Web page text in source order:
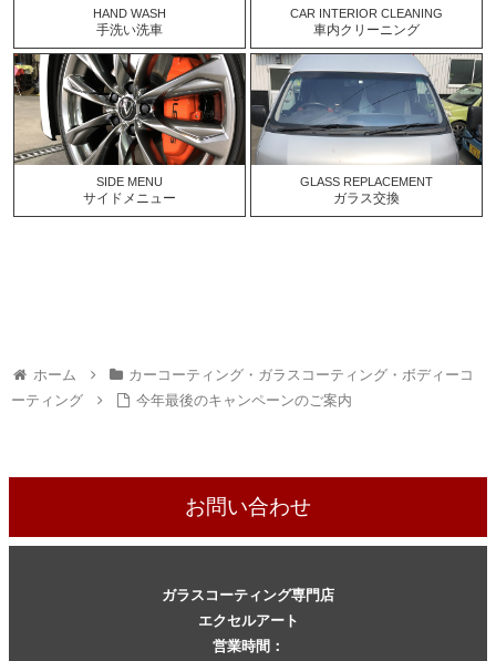
HAND WASH
手洗い洗車
CAR INTERIOR CLEANING
車内クリーニング
SIDE MENU
サイドメニュー
GLASS REPLACEMENT
ガラス交換
ホーム
カーコーティング・ガラスコーティング・ボディーコ
ーティング
今年最後のキャンペーンのご案内
お問い合わせ
ガラスコーティング専門店
エクセルアート
営業時間：